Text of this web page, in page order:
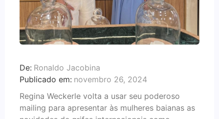
De: Ronaldo Jacobina
Publicado em: novembro 26, 2024
Regina Weckerle volta a usar seu poderoso
mailing para apresentar às mulheres baianas as